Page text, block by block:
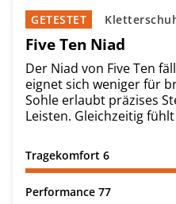
GETESTET
Five Ten Niad
Der Niad von Five Ten
eignet sich weniger für
Sohle erlaubt präzises
Leisten. Gleichzeitig
Tragekomfort 6
Performance 77